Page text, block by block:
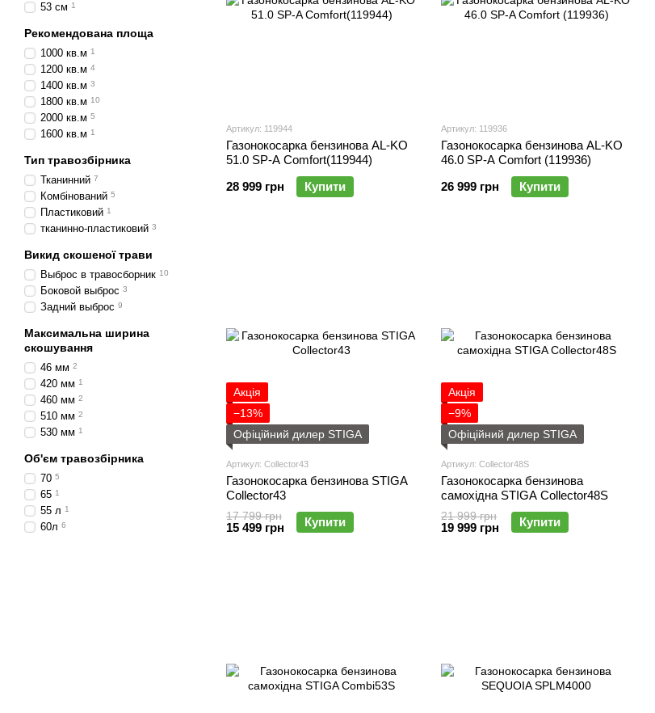
Артикул: 119944
Газонокосарка бензинова AL-KO
51.0 SP-A Comfort(119944)
28 999 грн
Купити
Артикул: 119936
Газонокосарка бензинова AL-KO
46.0 SP-A Comfort (119936)
26 999 грн
Купити
Акція
−13%
Офіційний дилер STIGA
Артикул: Collector43
Газонокосарка бензинова STIGA
Collector43
17 799 грн
15 499 грн Купити
Акція
−9%
Офіційний дилер STIGA
Артикул: Collector48S
Газонокосарка бензинова
самохідна STIGA Collector48S
21 999 грн
19 999 грн Купити
53 см 1
Рекомендована площа
1000 кв.м 1
1200 кв.м 4
1400 кв.м 3
1800 кв.м 10
2000 кв.м 5
1600 кв.м 1
Тип травозбірника
Тканинний 7
Комбінований 5
Пластиковий 1
тканинно-пластиковий 3
Викид скошеної трави
Выброс в травосборник 10
Боковой выброс 3
Задний выброс 9
Максимальна ширина
скошування
46 мм 2
420 мм 1
460 мм 2
510 мм 2
530 мм 1
Об'єм травозбірника
70 5
65 1
55 л 1
60л 6